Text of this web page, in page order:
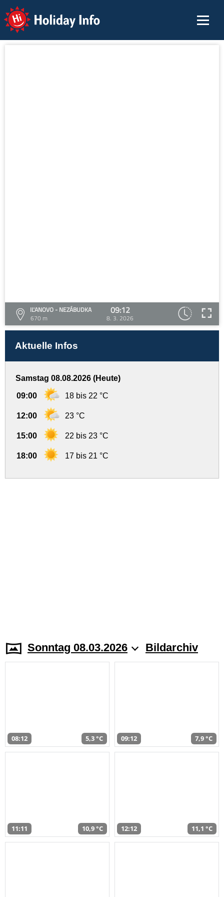
Holiday Info
IĽANOVO - NEZÁBUDKA
670 m
09:12
8. 3. 2026
Aktuelle Infos
Samstag 08.08.2026 (Heute)
09:00 18 bis 22 °C
12:00 23 °C
15:00 22 bis 23 °C
18:00 17 bis 21 °C
Sonntag 08.03.2026 Bildarchiv
08:12 5,3 °C 09:12 7,9 °C
11:11 10,9 °C 12:12 11,1 °C